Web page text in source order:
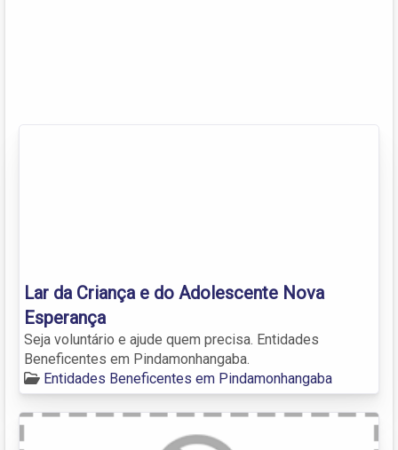
Lar da Criança e do Adolescente Nova
Esperança
Seja voluntário e ajude quem precisa. Entidades
Beneficentes em Pindamonhangaba.
Entidades Beneficentes em Pindamonhangaba